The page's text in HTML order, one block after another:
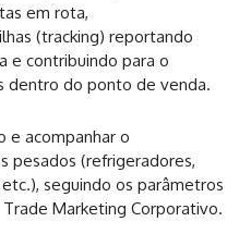
em rota,
(tracking) reportando
e contribuindo para o
dentro do ponto de venda.
e acompanhar o
pesados (refrigeradores,
seguindo os parâmetros
Marketing Corporativo.